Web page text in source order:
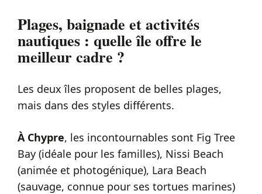
Plages, baignade et activités
nautiques : quelle île offre le
meilleur cadre ?
Les deux îles proposent de belles plages,
mais dans des styles différents.
À Chypre, les incontournables sont Fig Tree
Bay (idéale pour les familles), Nissi Beach
(animée et photogénique), Lara Beach
(sauvage, connue pour ses tortues marines)